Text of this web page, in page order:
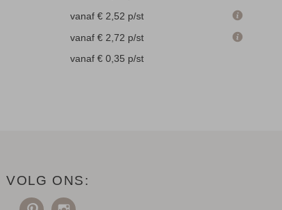
vanaf € 2,52 p/st
vanaf € 2,72 p/st
vanaf € 0,35 p/st
VOLG ONS: